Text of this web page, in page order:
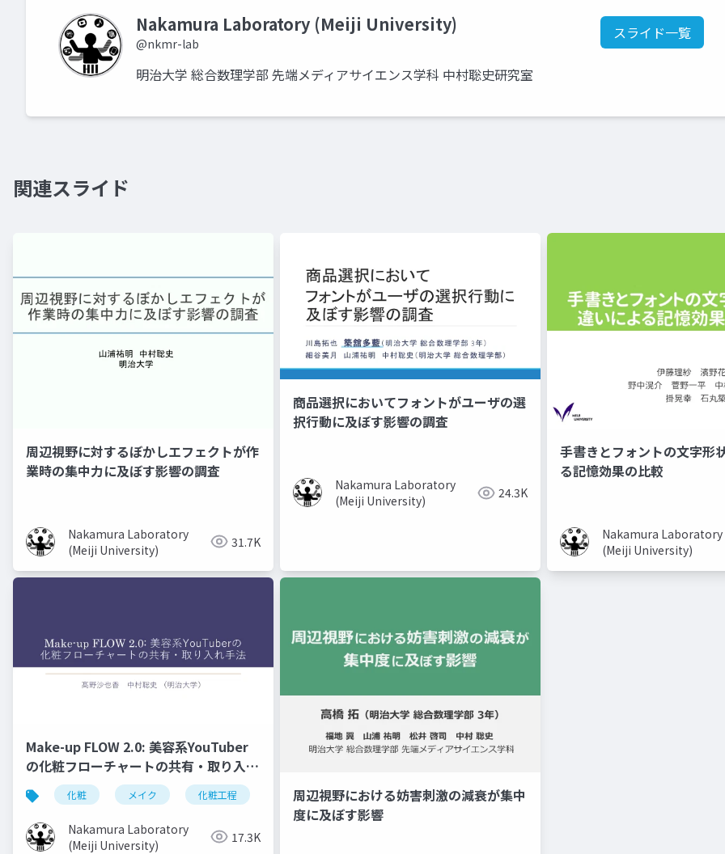
Nakamura Laboratory (Meiji University)
@nkmr-lab
スライド一覧
明治大学 総合数理学部 先端メディアサイエンス学科 中村聡史研究室
関連スライド
周辺視野に対するぼかしエフェクトが作
業時の集中力に及ぼす影響の調査
Nakamura Laboratory
(Meiji University)
31.7K
商品選択においてフォントがユーザの選
択行動に及ぼす影響の調査
Nakamura Laboratory
(Meiji University)
24.3K
手書きとフォントの文字形
る記憶効果の比較
Nakamura Laboratory
(Meiji University)
Make-up FLOW 2.0: 美容系YouTuber
の化粧フローチャートの共有・取り入れ
手法
化粧 メイク 化粧工程 フローチャート 美容系youtuber 取り入れ
Nakamura Laboratory
(Meiji University)
17.3K
周辺視野における妨害刺激の減衰が集中
度に及ぼす影響